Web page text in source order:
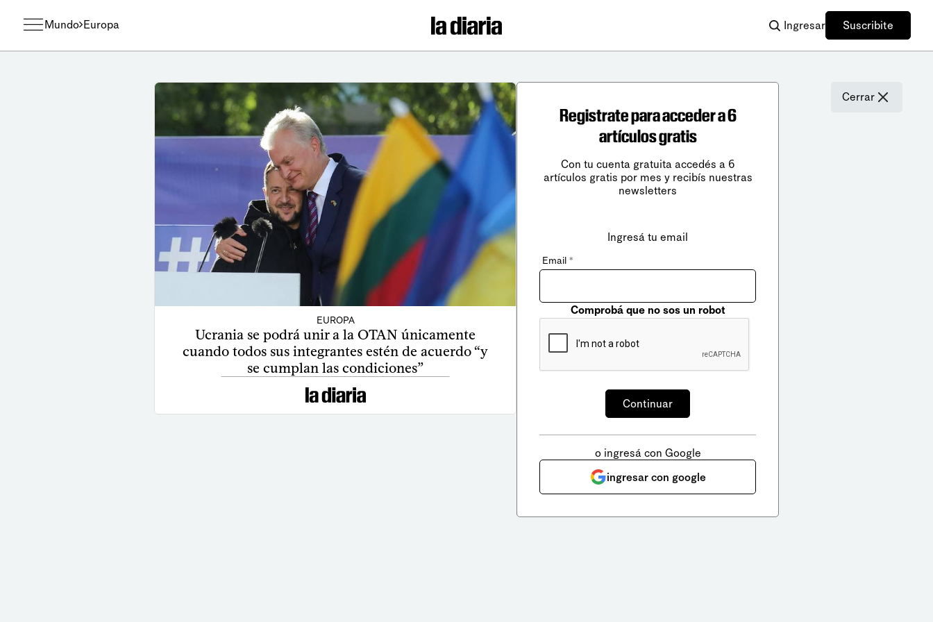
Mundo Europa Ingresar Suscribite
EUROPA
Ucrania se podrá unir a la OTAN únicamente
cuando todos sus integrantes estén de acuerdo “y
se cumplan las condiciones”
Cerrar
Registrate para acceder a 6
artículos gratis
Con tu cuenta gratuita accedés a 6
artículos gratis por mes y recibís nuestras
newsletters
Ingresá tu email
Email *
Comprobá que no sos un robot
o ingresá con Google
ingresar con google